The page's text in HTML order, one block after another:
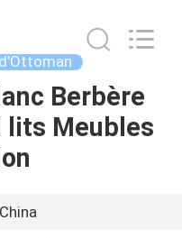
Berbère
lits Meubles